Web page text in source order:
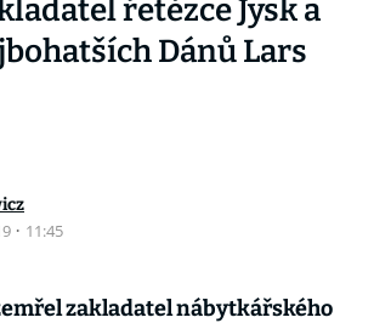
řetězce Jysk a
Dánů Lars
· 11:45
zakladatel nábytkářského